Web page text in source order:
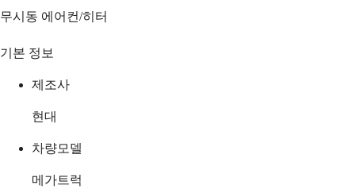
무시동 에어컨/히터
기본 정보
제조사
현대
차량모델
메가트럭